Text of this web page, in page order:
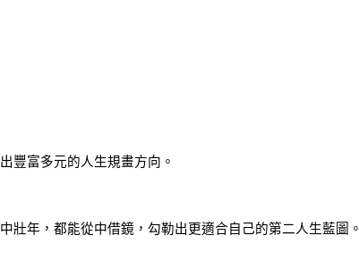
豐富多元的人生規畫方向。
壯年，都能從中借鏡，勾勒出更適合自己的第二人生藍圖。